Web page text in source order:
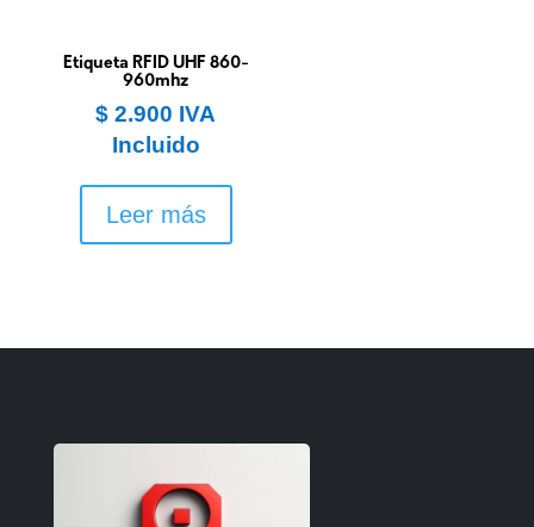
Etiqueta RFID UHF 860-
960mhz
$ 2.900 IVA
Incluido
Leer más